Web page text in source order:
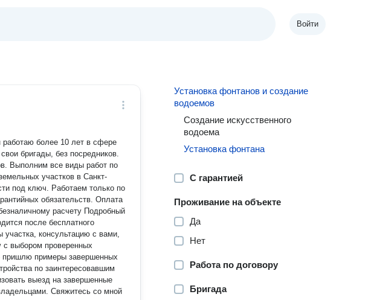
Войти
более 10 лет в сфере
бригады, без посредников.
Выполним все виды работ по
под ключ. Работаем только по
обязательств. Оплата
расчету Подробный
после бесплатного
консультацию с вами,
с выбором проверенных
пришлю примеры завершенных
по заинтересовавшим
выезд на завершенные
Свяжитесь со мной
Установка фонтанов и создание
водоемов
Создание искусственного
водоема
Установка фонтана
С гарантией
Проживание на объекте
Да
Нет
Работа по договору
Бригада